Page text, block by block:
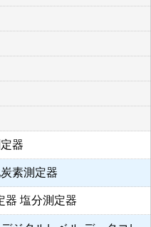
器
素測定器
器 塩分測定器